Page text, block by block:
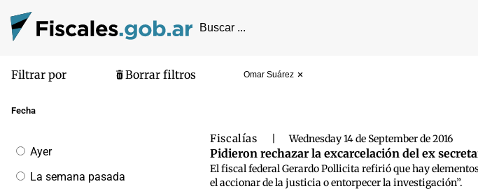
Filtrar por Borrar filtros Omar Suárez
Fecha
Filtrar
por
fecha
Ayer
La semana pasada
Fiscalías Wednesday 14 de September de 2016
Pidieron rechazar la excarcelación del ex
El fiscal federal Gerardo Pollicita refirió que hay
el accionar de la justicia o entorpecer la investigación”.